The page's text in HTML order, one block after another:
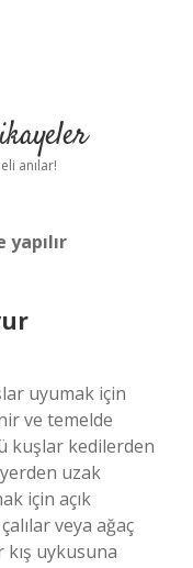
anılar!
yapılır
uyumak için
ve temelde
kuşlar kedilerden
uzak
için açık
veya ağaç
kış uykusuna